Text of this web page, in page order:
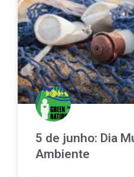
5 de junho: Dia
Ambiente